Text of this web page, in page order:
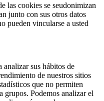
las cookies se seudonimizan
junto con sus otros datos
pueden vincularse a usted
analizar sus hábitos de
de nuestros sitios
que no permiten
grupos. Podemos analizar el